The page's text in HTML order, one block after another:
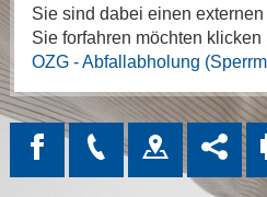
Sie sind dabei einen
Sie forfahren möchten
OZG - Abfallabholung